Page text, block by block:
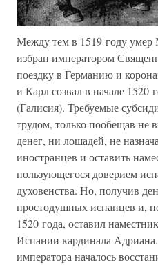
Между тем в 1519 году
избран императором
поездку в Германию и
и Карл созвал в начале 1520
(Галисия). Требуемые
трудом, только пообещав не
денег, ни лошадей, не
иностранцев и оставить
пользующегося доверием
духовенства. Но, получив
простодушных испанцев и,
1520 года, оставил
Испании кардинала
императора началось